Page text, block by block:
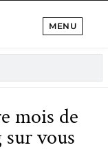
MENU
mois de
sur vous